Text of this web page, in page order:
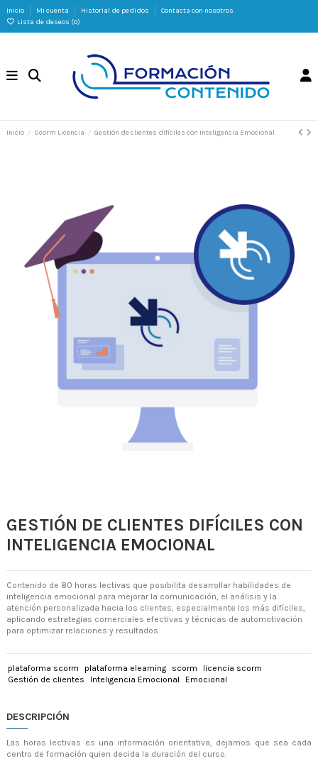
Inicio Mi cuenta Historial de pedidos
Contacta con nosotros
Lista de deseos (0)
Inicio Scorm Licencia Gestión de clientes difíciles con Inteligencia Emocional
GESTIÓN DE CLIENTES DIFÍCILES CON
INTELIGENCIA EMOCIONAL
Contenido de 80 horas lectivas que posibilita desarrollar habilidades de
inteligencia emocional para mejorar la comunicación, el análisis y la
atención personalizada hacia los clientes, especialmente los más difíciles,
aplicando estrategias comerciales efectivas y técnicas de automotivación
para optimizar relaciones y resultados
plataforma scorm plataforma elearning scorm
licencia scorm
Gestión de clientes
Inteligencia Emocional Emocional
DESCRIPCIÓN
Las horas lectivas es una información orientativa, dejamos que sea cada
centro de formación quien decida la duración del curso.